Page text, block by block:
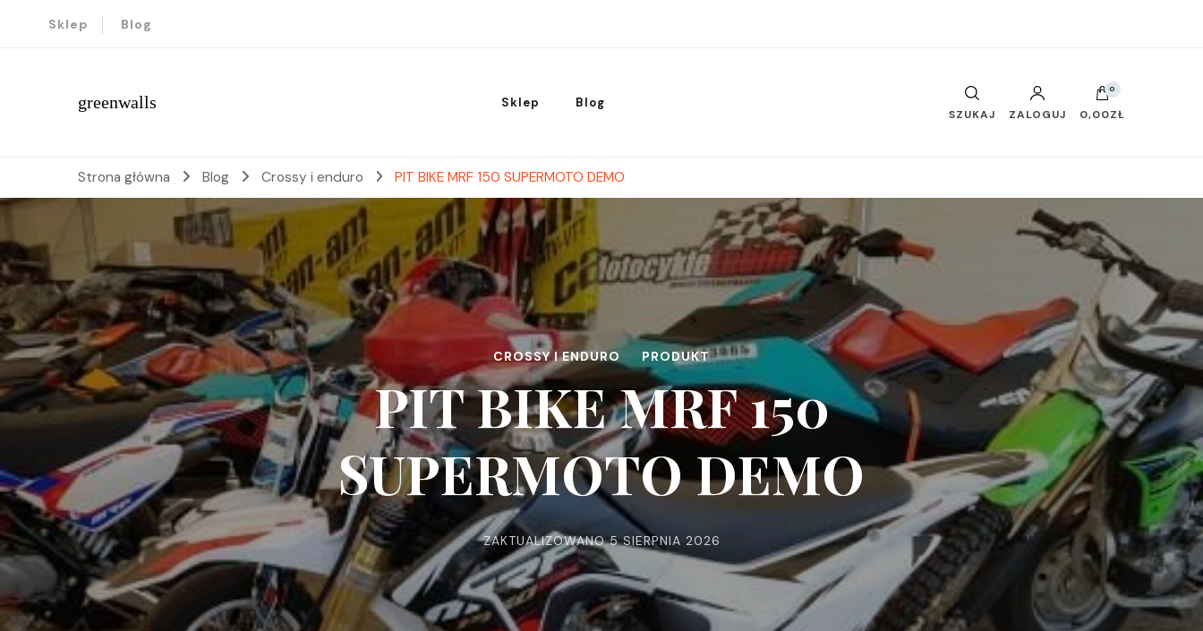
Sklep Blog
greenwalls Sklep Blog
SZUKAJ ZALOGUJ
0
0,00ZŁ
Strona główna Blog Crossy i enduro PIT BIKE MRF 150 SUPERMOTO DEMO
CROSSY I ENDURO PRODUKT
PIT BIKE MRF 150
SUPERMOTO DEMO
ZAKTUALIZOWANO5 SIERPNIA 2026